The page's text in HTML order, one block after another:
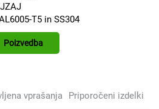
T5 in SS304
Poizvedba
vprašanja Priporočeni izdelki